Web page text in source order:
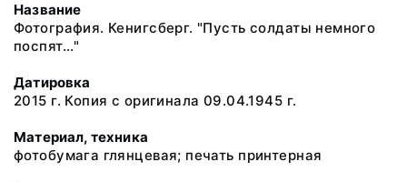
Название
Фотография. Кенигсберг. "Пусть солдаты немного
поспят..."
Датировка
2015 г. Копия с оригинала 09.04.1945 г.
Материал, техника
фотобумага глянцевая; печать принтерная